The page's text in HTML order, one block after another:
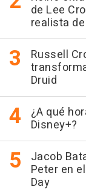
de Lee
realista
Russell
Druid
¿A qué
Disney+?
Jacob
Peter en
Day